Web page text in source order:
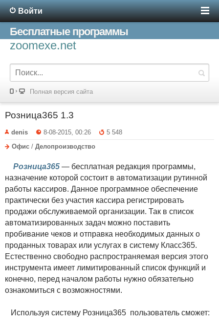
Войти
Бесплатные программы
zoomexe.net
Полная версия сайта
Розница365 1.3
denis 8-08-2015, 00:26
5 548
Офис / Делопроизводство
Розница365 — бесплатная редакция программы,
назначение которой состоит в автоматизации рутинной
работы кассиров. Данное программное обеспечение
практически без участия кассира регистрировать
продажи обслуживаемой организации. Так в список
автоматизированных задач можно поставить
пробивание чеков и отправка необходимых данных о
проданных товарах или услугах в систему Класс365.
Естественно свободно распространяемая версия этого
инструмента имеет лимитированный список функций и
конечно, перед началом работы нужно обязательно
ознакомиться с возможностями.
Используя систему Розница365 пользователь сможет: